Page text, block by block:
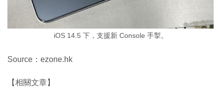
iOS 14.5 下，支援新 Console 手掣。
Source：ezone.hk
【相關文章】